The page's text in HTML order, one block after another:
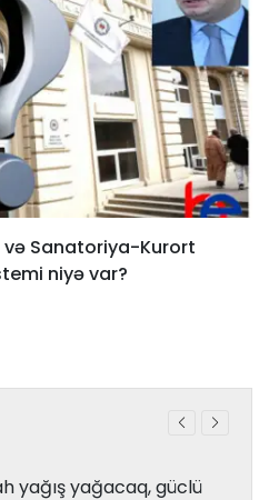
və Sanatoriya-Kurort
niyə var?
yağış yağacaq, güclü